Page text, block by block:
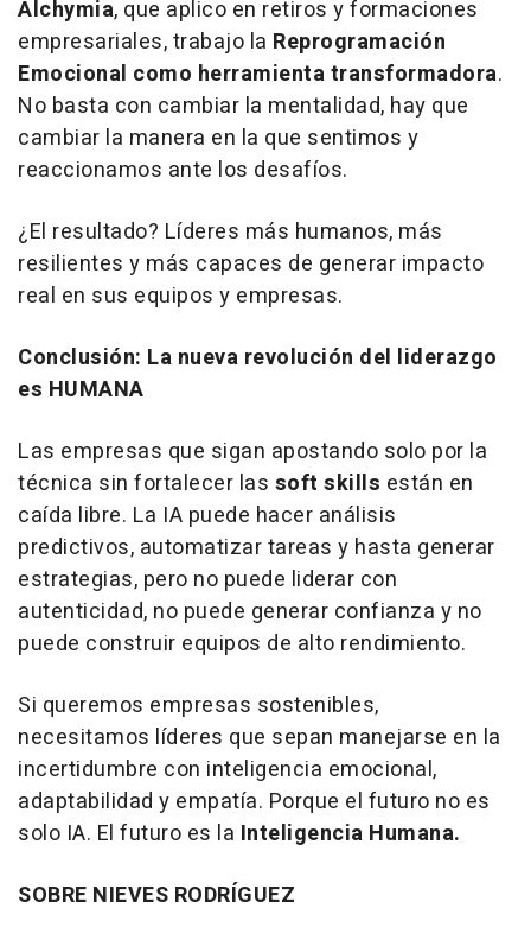
Alchymia, que aplico en retiros y formaciones
empresariales, trabajo la Reprogramación
Emocional como herramienta transformadora.
No basta con cambiar la mentalidad, hay que
cambiar la manera en la que sentimos y
reaccionamos ante los desafíos.
¿El resultado? Líderes más humanos, más
resilientes y más capaces de generar impacto
real en sus equipos y empresas.
Conclusión: La nueva revolución del liderazgo
es HUMANA
Las empresas que sigan apostando solo por la
técnica sin fortalecer las soft skills están en
caída libre. La IA puede hacer análisis
predictivos, automatizar tareas y hasta generar
estrategias, pero no puede liderar con
autenticidad, no puede generar confianza y no
puede construir equipos de alto rendimiento.
Si queremos empresas sostenibles,
necesitamos líderes que sepan manejarse en la
incertidumbre con inteligencia emocional,
adaptabilidad y empatía. Porque el futuro no es
solo IA. El futuro es la Inteligencia Humana.
SOBRE NIEVES RODRÍGUEZ